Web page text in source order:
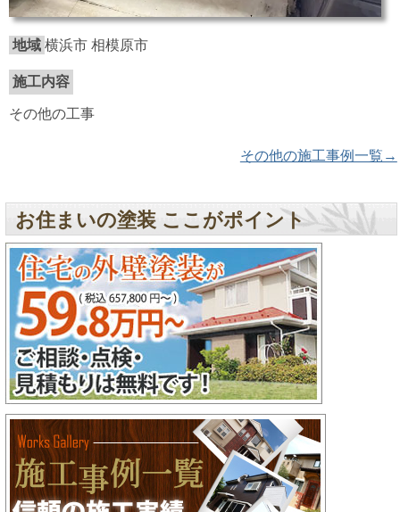
地域 横浜市 相模原市
施工内容
その他の工事
その他の施工事例一覧→
お住まいの塗装 ここがポイント